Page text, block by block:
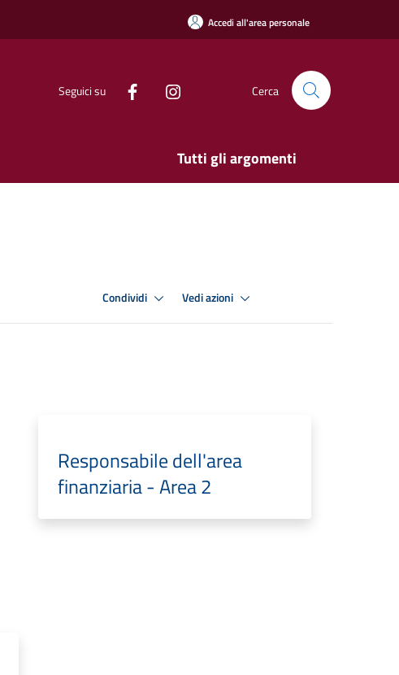
Accedi all'area personale
Seguici su Cerca
Tutti gli argomenti
Condividi Vedi azioni
Responsabile dell'area
finanziaria - Area 2